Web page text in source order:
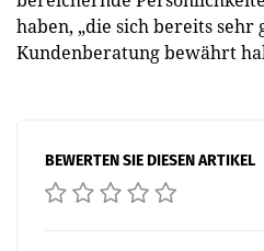
haben, „die sich bereits sehr
Kundenberatung bewährt
BEWERTEN SIE DIESEN ARTIKEL